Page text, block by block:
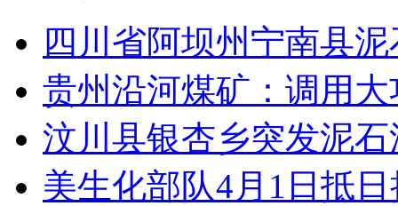
无痛分娩是否安全 医生回应
外交部：反对强权政治霸凌主义
外交部：有关国家言论片面不公正
四川省阿坝州宁南县
贵州沿河煤矿：调用
汶川县银杏乡突发泥
美生化部队4月1日抵